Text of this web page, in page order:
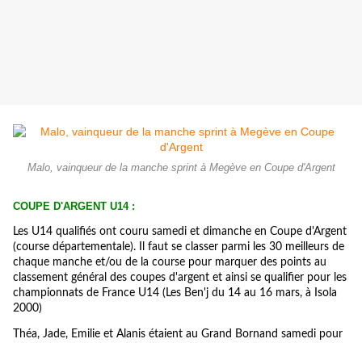
Malo, vainqueur de la manche sprint à Megève en Coupe d'Argent
COUPE D'ARGENT U14 :
Les U14 qualifiés ont couru samedi et dimanche en Coupe d'Argent
(course départementale). Il faut se classer parmi les 30 meilleurs de
chaque manche et/ou de la course pour marquer des points au
classement général des coupes d'argent et ainsi se qualifier pour les
championnats de France U14 (Les Ben'j du 14 au 16 mars, à Isola
2000)
Théa, Jade, Emilie et Alanis étaient au Grand Bornand samedi pour